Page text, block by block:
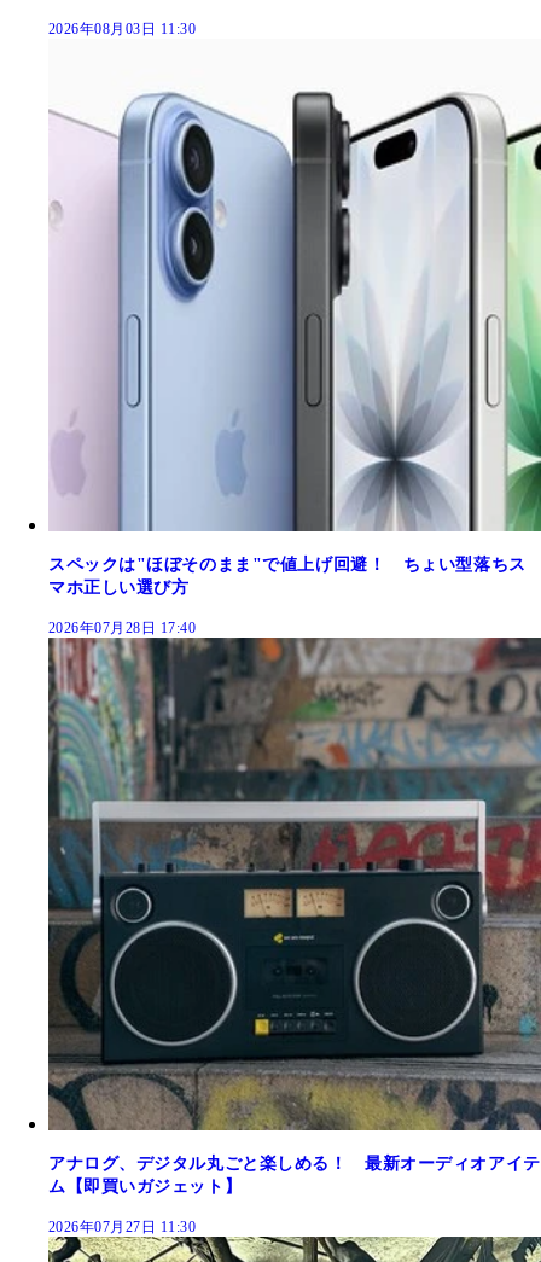
2026年08月03日 11:30
スペックは"ほぼそのまま"で値上げ回避！ ちょい型落ちス
マホ正しい選び方
2026年07月28日 17:40
アナログ、デジタル丸ごと楽しめる！ 最新オーディオアイテ
ム【即買いガジェット】
2026年07月27日 11:30